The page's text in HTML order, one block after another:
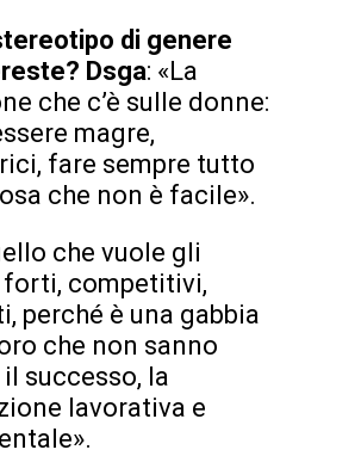
di genere
Dsga: «La
che c’è sulle donne:
magre,
fare sempre tutto
che non è facile».
che vuole gli
competitivi,
perché è una gabbia
che non sanno
successo, la
lavorativa e